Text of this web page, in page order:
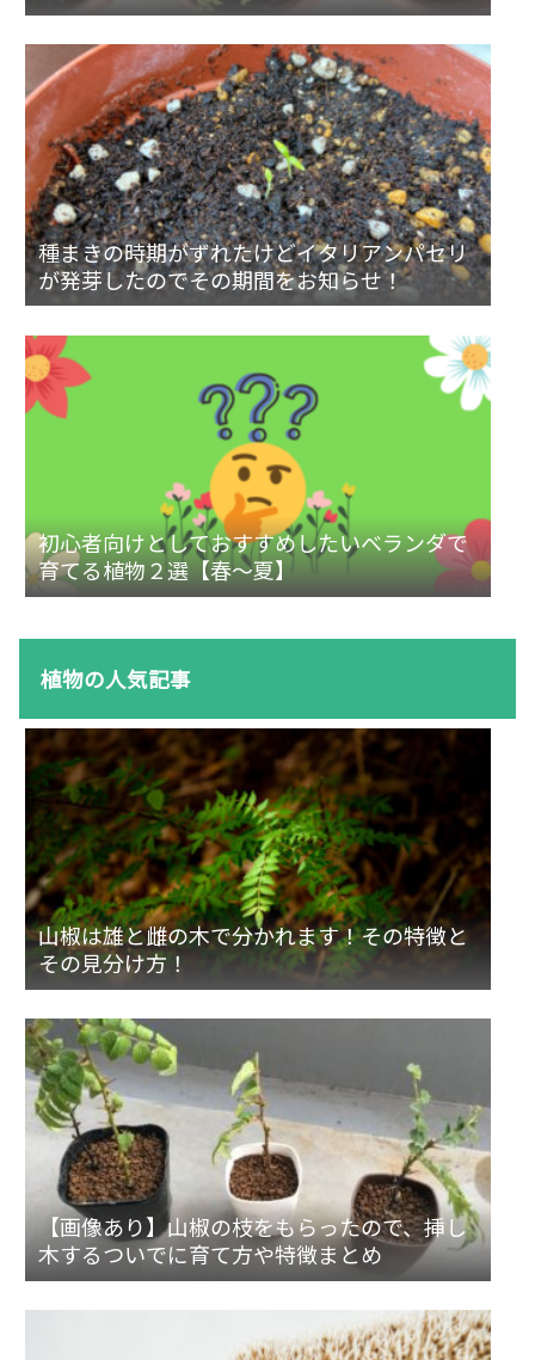
種まきの時期がずれたけどイタリアンパセリ
が発芽したのでその期間をお知らせ！
初心者向けとしておすすめしたいベランダで
育てる植物２選【春～夏】
植物の人気記事
山椒は雄と雌の木で分かれます！その特徴と
その見分け方！
【画像あり】山椒の枝をもらったので、挿し
木するついでに育て方や特徴まとめ